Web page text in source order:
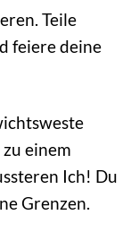
Teile
feiere deine
einem
Ich! Du
Grenzen.